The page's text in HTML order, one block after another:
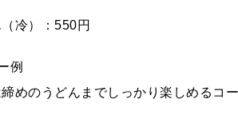
冷）：550円
例
めのうどんまでしっかり楽しめるコ